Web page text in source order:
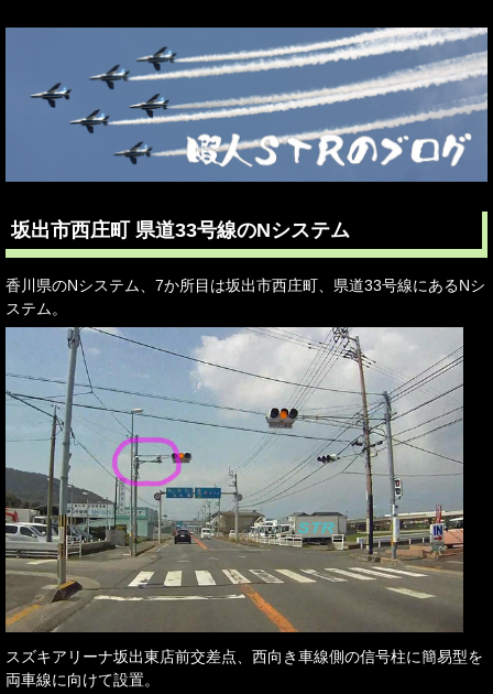
坂出市西庄町 県道33号線のNシステム
香川県のNシステム、7か所目は坂出市西庄町、県道33号線にあるNシ
ステム。
スズキアリーナ坂出東店前交差点、西向き車線側の信号柱に簡易型を
両車線に向けて設置。